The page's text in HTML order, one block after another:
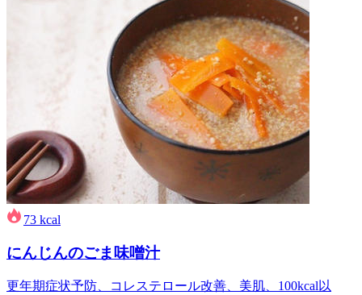
73 kcal
にんじんのごま味噌汁
更年期症状予防、コレステロール改善、美肌、100kcal以